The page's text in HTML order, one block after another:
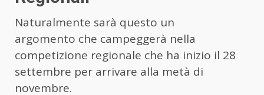
Naturalmente sarà questo un
argomento che campeggerà nella
competizione regionale che ha inizio il 28
settembre per arrivare alla metà di
novembre.